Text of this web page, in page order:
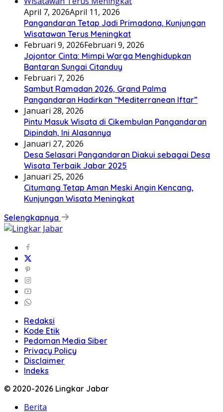
April 7, 2026April 11, 2026
Pangandaran Tetap Jadi Primadona, Kunjungan
Wisatawan Terus Meningkat
Februari 9, 2026Februari 9, 2026
Jojontor Cinta: Mimpi Warga Menghidupkan
Bantaran Sungai Citanduy
Februari 7, 2026
Sambut Ramadan 2026, Grand Palma
Pangandaran Hadirkan “Mediterranean Iftar”
Januari 28, 2026
Pintu Masuk Wisata di Cikembulan Pangandaran
Dipindah, Ini Alasannya
Januari 27, 2026
Desa Selasari Pangandaran Diakui sebagai Desa
Wisata Terbaik Jabar 2025
Januari 25, 2026
Citumang Tetap Aman Meski Angin Kencang,
Kunjungan Wisata Meningkat
Selengkapnya
Redaksi
Kode Etik
Pedoman Media Siber
Privacy Policy
Disclaimer
Indeks
© 2020-2026 Lingkar Jabar
Berita